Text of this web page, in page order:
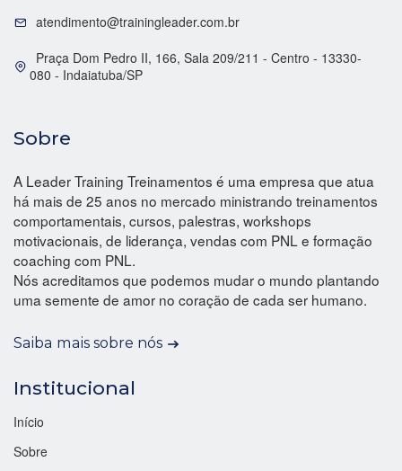
atendimento@trainingleader.com.br
Praça Dom Pedro II, 166, Sala 209/211 - Centro - 13330-
080 - Indaiatuba/SP
Sobre
A Leader Training Treinamentos é uma empresa que atua
há mais de 25 anos no mercado ministrando treinamentos
comportamentais, cursos, palestras, workshops
motivacionais, de liderança, vendas com PNL e formação
coaching com PNL.
Nós acreditamos que podemos mudar o mundo plantando
uma semente de amor no coração de cada ser humano.
Saiba mais sobre nós
Institucional
Início
Sobre